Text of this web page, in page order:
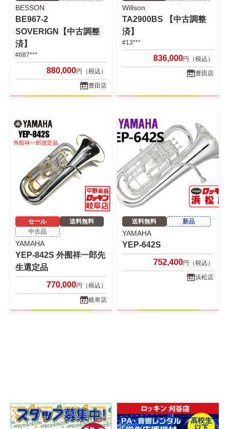
BESSON
BE967-2
SOVERIGN【中古調整
済】
#887***
880,000円（税込）
豊田店
Willson
TA2900BS 【中古調整
済】
#13***
836,000円（税込）
豊田店
セール
送料無料
中古品
YAMAHA
YEP-842S 外囿祥一郎先
生選定品
770,000円（税込）
岐阜店
送料無料 新品
YAMAHA
YEP-642S
752,400円（税込）
浜松店